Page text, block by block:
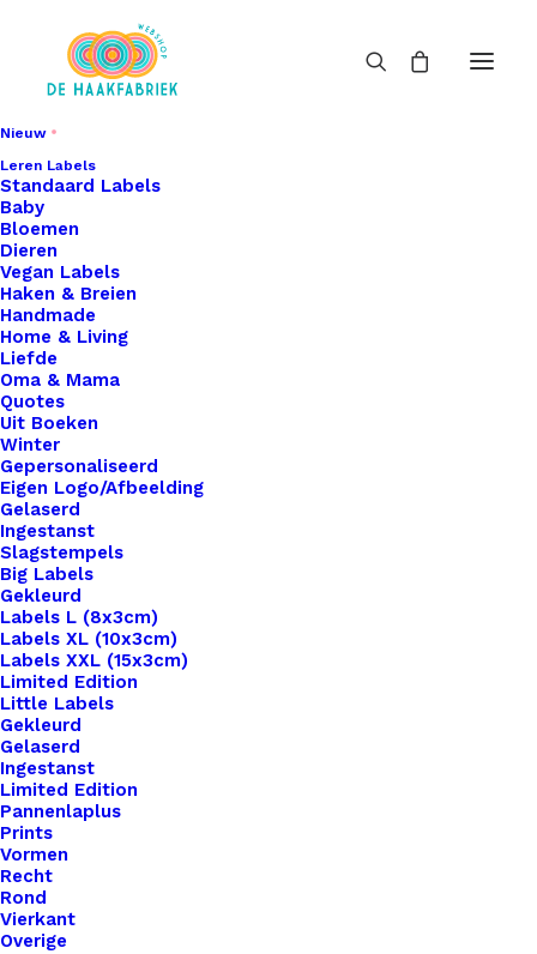
Nieuw
Leren Labels
Standaard Labels
Baby
Bloemen
Dieren
Vegan Labels
Haken & Breien
Handmade
Home & Living
Liefde
Oma & Mama
Quotes
Uit Boeken
Winter
Gepersonaliseerd
Eigen Logo/Afbeelding
Gelaserd
Ingestanst
Slagstempels
Big Labels
Gekleurd
Labels L (8x3cm)
Labels XL (10x3cm)
Labels XXL (15x3cm)
Limited Edition
Little Labels
Gekleurd
Gelaserd
Ingestanst
Limited Edition
Pannenlaplus
Prints
Vormen
Recht
Rond
Vierkant
Overige
Home Benodigdheden
Pompon 20mm Roze
€0,25
5 op voorraad
Pompon
20mm